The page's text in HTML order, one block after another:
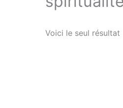
Voici le seul résultat